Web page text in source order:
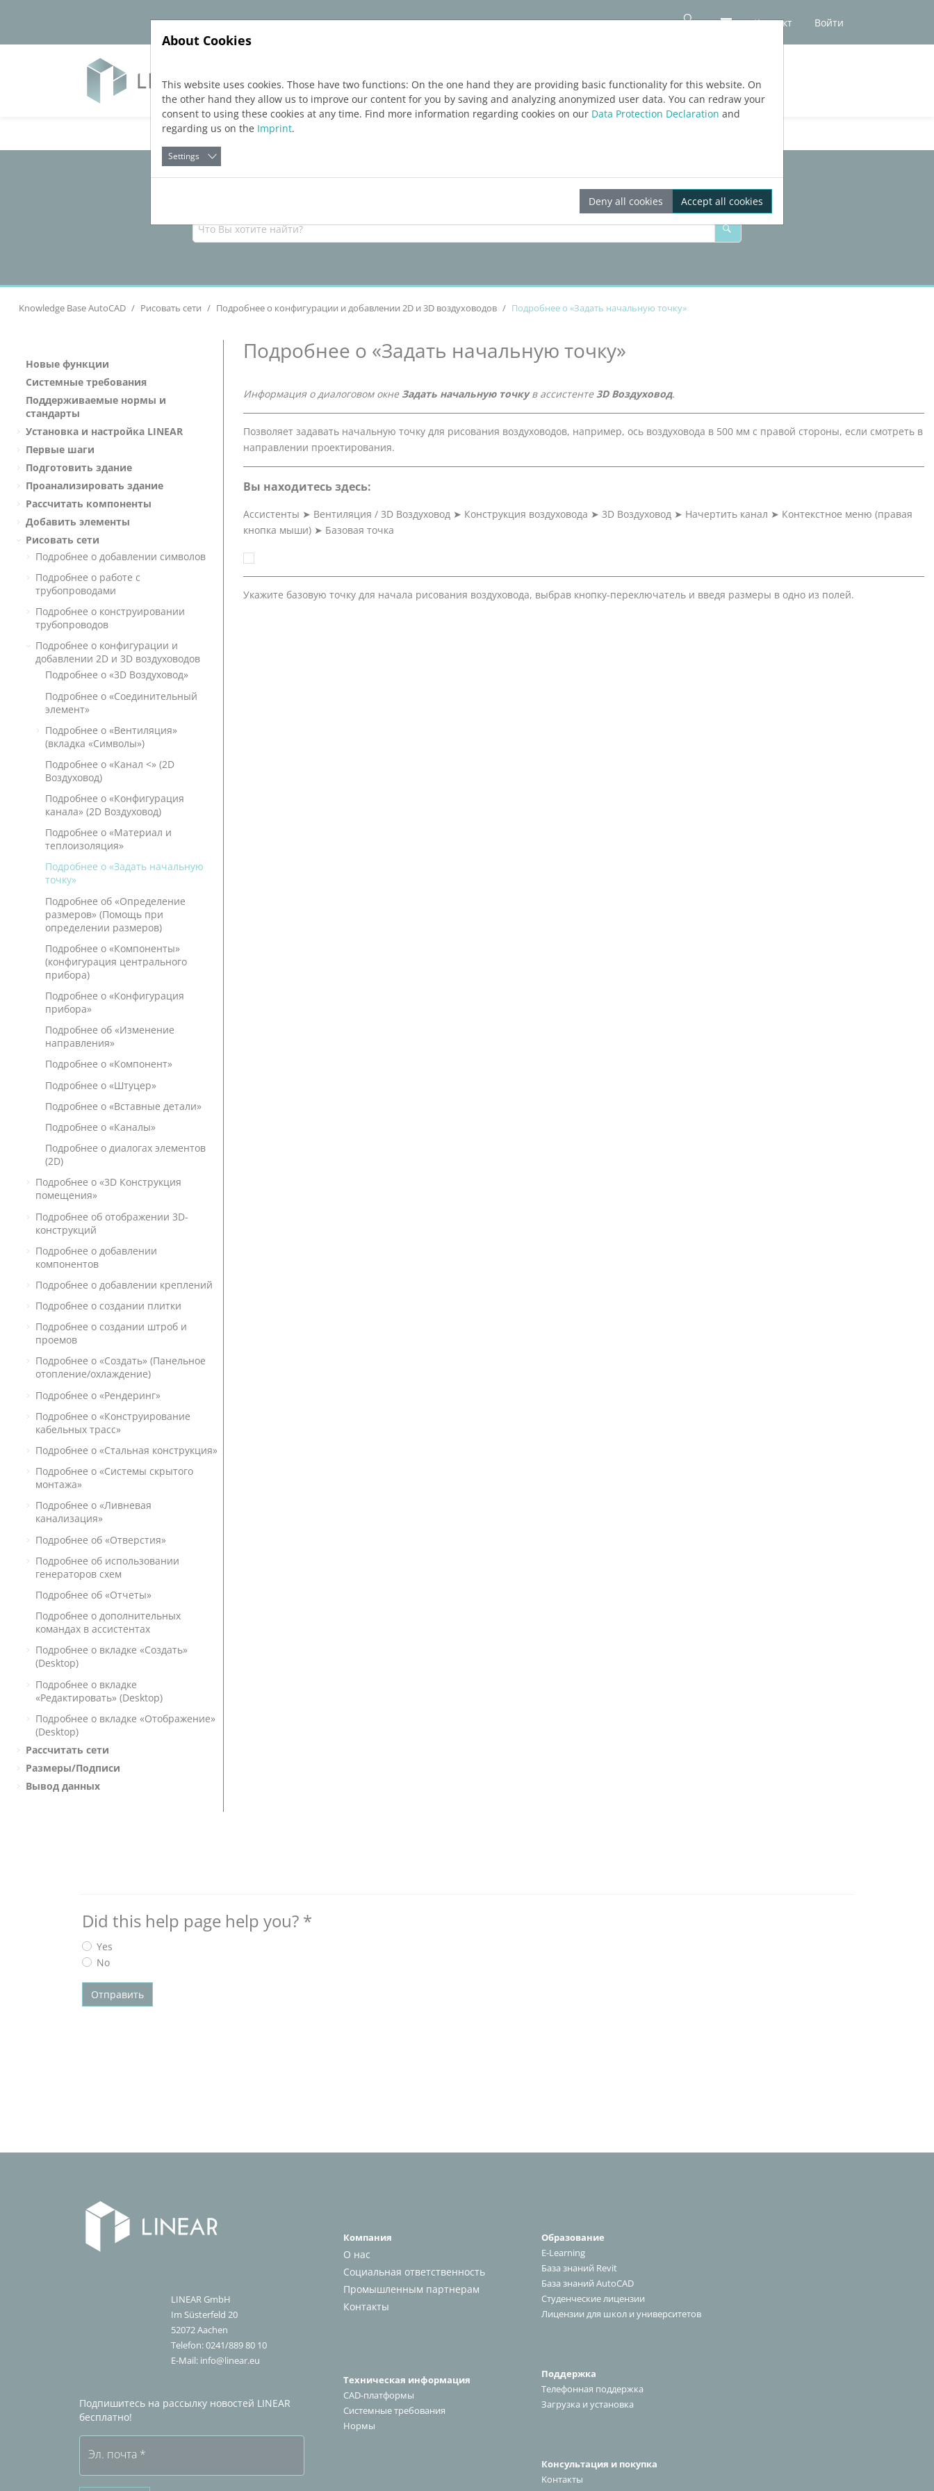
Контакт
Войти
Продукты Услуги Блог ЗАПРОС ТЕСТОВОЙ ВЕРСИИ
Knowledge Base AutoCAD Рисовать сети Подробнее о конфигурации и добавлении 2D и 3D воздуховодов Подробнее о «Задать начальную точку»
Новые функции
Системные требования
Поддерживаемые нормы и
стандарты
Установка и настройка LINEAR
Первые шаги
Подготовить здание
Проанализировать здание
Рассчитать компоненты
Добавить элементы
Рисовать сети
Подробнее о добавлении символов
Подробнее о работе с
трубопроводами
Подробнее о конструировании
трубопроводов
Подробнее о конфигурации и
добавлении 2D и 3D воздуховодов
Подробнее о «3D Воздуховод»
Подробнее о «Соединительный
элемент»
Подробнее о «Вентиляция»
(вкладка «Символы»)
Подробнее о «Канал <» (2D
Воздуховод)
Подробнее о «Конфигурация
канала» (2D Воздуховод)
Подробнее о «Материал и
теплоизоляция»
Подробнее о «Задать начальную
точку»
Подробнее об «Определение
размеров» (Помощь при
определении размеров)
Подробнее о «Компоненты»
(конфигурация центрального
прибора)
Подробнее о «Конфигурация
прибора»
Подробнее об «Изменение
направления»
Подробнее о «Компонент»
Подробнее о «Штуцер»
Подробнее о «Вставные детали»
Подробнее о «Каналы»
Подробнее о диалогах элементов
(2D)
Подробнее о «3D Конструкция
помещения»
Подробнее об отображении 3D-
конструкций
Подробнее о добавлении
компонентов
Подробнее о добавлении креплений
Подробнее о создании плитки
Подробнее о создании штроб и
проемов
Подробнее о «Создать» (Панельное
отопление/охлаждение)
Подробнее о «Рендеринг»
Подробнее о «Конструирование
кабельных трасс»
Подробнее о «Стальная конструкция»
Подробнее о «Системы скрытого
монтажа»
Подробнее о «Ливневая
канализация»
Подробнее об «Отверстия»
Подробнее об использовании
генераторов схем
Подробнее об «Отчеты»
Подробнее о дополнительных
командах в ассистентах
Подробнее о вкладке «Создать»
(Desktop)
Подробнее о вкладке
«Редактировать» (Desktop)
Подробнее о вкладке «Отображение»
(Desktop)
Рассчитать сети
Размеры/Подписи
Вывод данных
Подробнее о «Задать начальную точку»
Информация о диалоговом окне Задать начальную точкув ассистенте3D Воздуховод.
Позволяет задавать начальную точку для рисования воздуховодов, например, ось воздуховода в 500 мм с правой стороны, если смотреть в
направлении проектирования.
Вы находитесь здесь:
Ассистенты ➤ Вентиляция / 3D Воздуховод ➤ Конструкция воздуховода ➤ 3D Воздуховод ➤ Начертить канал ➤ Контекстное меню (правая
кнопка мыши) ➤ Базовая точка
Укажите базовую точку для начала рисования воздуховода, выбрав кнопку-переключатель и введя размеры в одно из полей.
Did this help page help you? *
Yes
No
Отправить
LINEAR GmbH
Im Süsterfeld 20
52072Aachen
Telefon:0241/889 80 10
E-Mail: info@linear.eu
Подпишитесь на рассылку новостей LINEAR
бесплатно!
Эл. почта *
Компания
О нас
Социальная ответственность
Промышленным партнерам
Контакты
Техническая информация
CAD-платформы
Системные требования
Нормы
Образование
E-Learning
База знаний Revit
База знаний AutoCAD
Студенческие лицензии
Лицензии для школ и университетов
Поддержка
Телефонная поддержка
Загрузка и установка
Консультация и покупка
Kонтакты
About Cookies
This website uses cookies. Those have two functions: On the one hand they are providing basic functionality for this website. On
the other hand they allow us to improve our content for you by saving and analyzing anonymized user data. You can redraw your
consent to using these cookies at any time. Find more information regarding cookies on our Data Protection Declaration and
regarding us on the Imprint.
Settings
Deny all cookies Accept all cookies